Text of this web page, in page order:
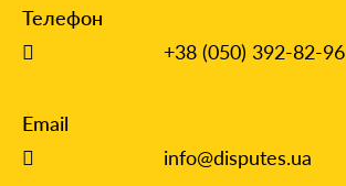
Телефон
+38 (050) 392-82-96
Email
info@disputes.ua